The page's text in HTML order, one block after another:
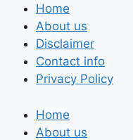
content
Home
About us
Disclaimer
Contact info
Privacy Policy
Home
About us